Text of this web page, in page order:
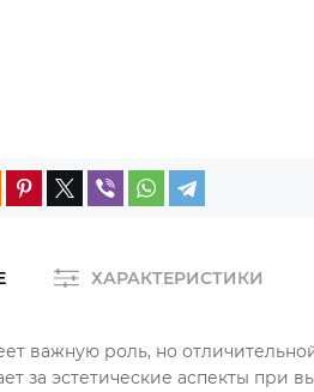
ХАРАКТЕРИСТИКИ
важную роль, но
за эстетические аспекты при